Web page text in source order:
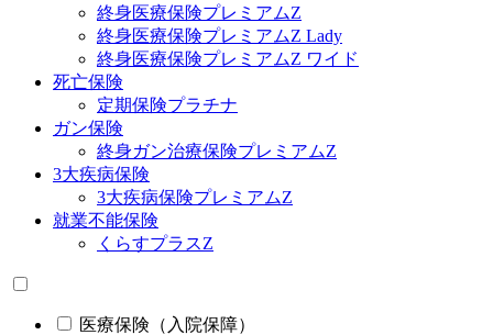
終身医療保険プレミアムZ
終身医療保険プレミアムZ Lady
終身医療保険プレミアムZ ワイド
死亡保険
定期保険プラチナ
ガン保険
終身ガン治療保険プレミアムZ
3大疾病保険
3大疾病保険プレミアムZ
就業不能保険
くらすプラスZ
医療保険（入院保障）